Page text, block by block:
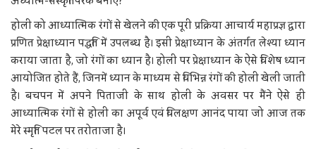
होली को आध्यात्मिक रंगों से खेलने की एक पूरी प्रक्रिया आचार्य महाप्रज्ञ द्वारा
प्रणित प्रेक्षाध्यान पद्धति में उपलब्ध है। इसी प्रेक्षाध्यान के अंतर्गत लेश्या ध्यान
कराया जाता है, जो रंगों का ध्यान है। होली पर प्रेक्षाध्यान के ऐसे विशेष ध्यान
आयोजित होते हैं, जिनमें ध्यान के माध्यम से विभिन्न रंगों की होली खेली जाती
है। बचपन में अपने पिताजी के साथ होली के अवसर पर मैंने ऐसे ही
आध्यात्मिक रंगों से होली का अपूर्व एवं विलक्षण आनंद पाया जो आज तक
मेरे स्मृति पटल पर तरोताजा है।